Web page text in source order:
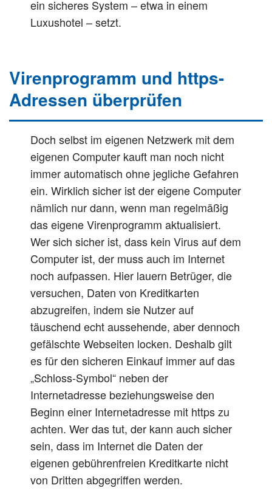
ein sicheres System – etwa in einem
Luxushotel – setzt.
Virenprogramm und https-
Adressen überprüfen
Doch selbst im eigenen Netzwerk mit dem
eigenen Computer kauft man noch nicht
immer automatisch ohne jegliche Gefahren
ein. Wirklich sicher ist der eigene Computer
nämlich nur dann, wenn man regelmäßig
das eigene Virenprogramm aktualisiert.
Wer sich sicher ist, dass kein Virus auf dem
Computer ist, der muss auch im Internet
noch aufpassen. Hier lauern Betrüger, die
versuchen, Daten von Kreditkarten
abzugreifen, indem sie Nutzer auf
täuschend echt aussehende, aber dennoch
gefälschte Webseiten locken. Deshalb gilt
es für den sicheren Einkauf immer auf das
„Schloss-Symbol“ neben der
Internetadresse beziehungsweise den
Beginn einer Internetadresse mit https zu
achten. Wer das tut, der kann auch sicher
sein, dass im Internet die Daten der
eigenen gebührenfreien Kreditkarte nicht
von Dritten abgegriffen werden.